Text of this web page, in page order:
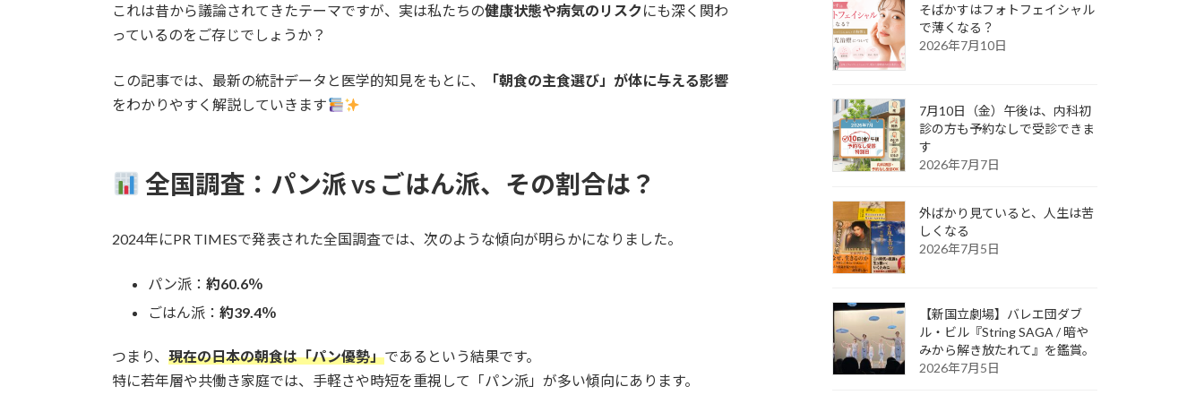
これは昔から議論されてきたテーマですが、実は私たちの健康状態や病気のリスクにも深く関わ
っているのをご存じでしょうか？
この記事では、最新の統計データと医学的知見をもとに、
「朝食の主食選び」が体に与える影響
をわかりやすく解説していきます
全国調査：パン派 vs ごはん派、その割合は？
2024年にPR TIMESで発表された全国調査では、次のような傾向が明らかになりました。
パン派：約60.6％
ごはん派：約39.4％
つまり、現在の日本の朝食は「パン優勢」であるという結果です。
特に若年層や共働き家庭では、手軽さや時短を重視して「パン派」が多い傾向にあります。
そばかすはフォトフェイシャル
で薄くなる？
2026年7月10日
7月10日（金）午後は、内科初
診の方も予約なしで受診できま
す
2026年7月7日
外ばかり見ていると、人生は苦
しくなる
2026年7月5日
【新国立劇場】バレエ団ダブ
ル・ビル『String SAGA / 暗や
みから解き放たれて』を鑑賞。
2026年7月5日